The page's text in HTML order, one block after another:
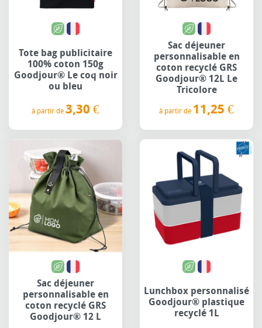
Tote bag publicitaire
100% coton 150g
Goodjour® Le coq noir
ou bleu
à partir de 3,30 €
Sac déjeuner
personnalisable en
coton recyclé GRS
Goodjour® 12L Le
Tricolore
à partir de 11,25 €
Sac déjeuner
personnalisable en
coton recyclé GRS
Goodjour® 12 L
Lunchbox personnalisé
Goodjour® plastique
recyclé 1L